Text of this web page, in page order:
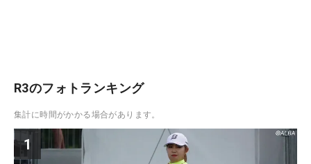
R3のフォトランキング
集計に時間がかかる場合があります。
1